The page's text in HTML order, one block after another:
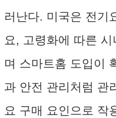
러난다. 미국은 전기
요, 고령화에 따른
며 스마트홈 도입이
과 안전 관리처럼 관
요 구매 요인으로 작